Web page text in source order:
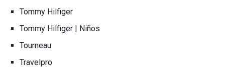
Tommy Hilfiger
Tommy Hilfiger | Niños
Tourneau
Travelpro